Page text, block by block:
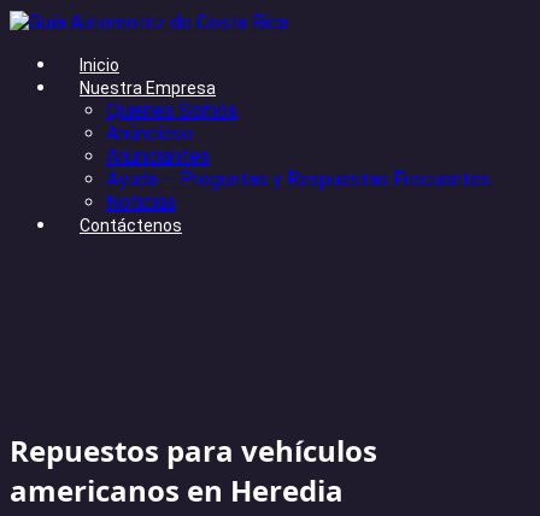
Inicio
Nuestra Empresa
Quienes Somos
Anúnciese
Anunciantes
Ayuda – Preguntas y Respuestas Frecuentes
Noticias
Contáctenos
Repuestos para vehículos
americanos en Heredia